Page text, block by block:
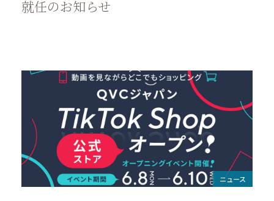
就任のお知らせ
ニュース